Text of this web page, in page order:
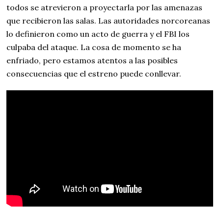
todos se atrevieron a proyectarla por las amenazas
que recibieron las salas. Las autoridades norcoreanas
lo definieron como un acto de guerra y el FBI los
culpaba del ataque. La cosa de momento se ha
enfriado, pero estamos atentos a las posibles
consecuencias que el estreno puede conllevar.